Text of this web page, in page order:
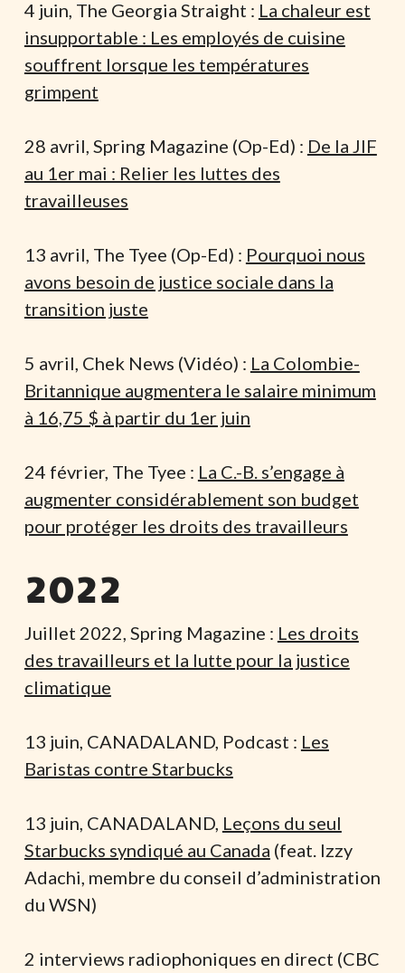
4 juin, The Georgia Straight : La chaleur est
insupportable : Les employés de cuisine
souffrent lorsque les températures
grimpent
28 avril, Spring Magazine (Op-Ed) : De la JIF
au 1er mai : Relier les luttes des
travailleuses
13 avril, The Tyee (Op-Ed) : Pourquoi nous
avons besoin de justice sociale dans la
transition juste
5 avril, Chek News (Vidéo) : La Colombie-
Britannique augmentera le salaire minimum
à 16,75 $ à partir du 1er juin
24 février, The Tyee : La C.-B. s’engage à
augmenter considérablement son budget
pour protéger les droits des travailleurs
2022
Juillet 2022, Spring Magazine : Les droits
des travailleurs et la lutte pour la justice
climatique
13 juin, CANADALAND, Podcast : Les
Baristas contre Starbucks
13 juin, CANADALAND, Leçons du seul
Starbucks syndiqué au Canada (feat. Izzy
Adachi, membre du conseil d’administration
du WSN)
2 interviews radiophoniques en direct (CBC